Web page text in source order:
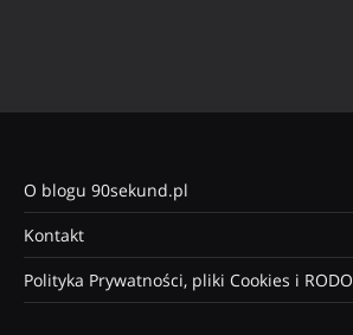
O blogu 90sekund.pl
Kontakt
Polityka Prywatności, pliki Cookies i RODO